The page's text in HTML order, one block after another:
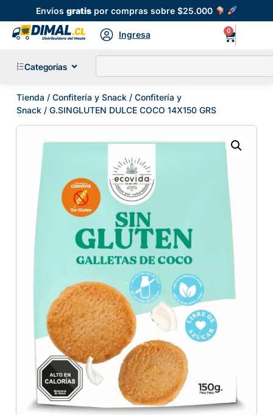
Envíosgratis por compras sobre $25.000
Ingresa 0
Categorías
Tienda / Confitería y Snack/ Confitería y
Snack/ G.SINGLUTEN DULCE COCO 14X150 GRS